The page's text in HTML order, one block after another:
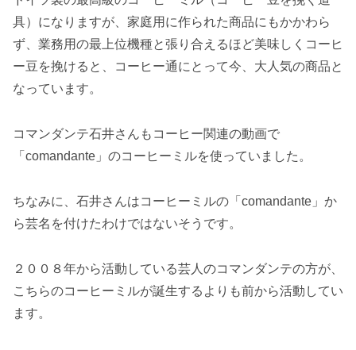
具）になりますが、家庭用に作られた商品にもかかわら
ず、業務用の最上位機種と張り合えるほど美味しくコーヒ
ー豆を挽けると、コーヒー通にとって今、大人気の商品と
なっています。
コマンダンテ石井さんもコーヒー関連の動画で
「comandante」のコーヒーミルを使っていました。
ちなみに、石井さんはコーヒーミルの「comandante」か
ら芸名を付けたわけではないそうです。
２００８年から活動している芸人のコマンダンテの方が、
こちらのコーヒーミルが誕生するよりも前から活動してい
ます。